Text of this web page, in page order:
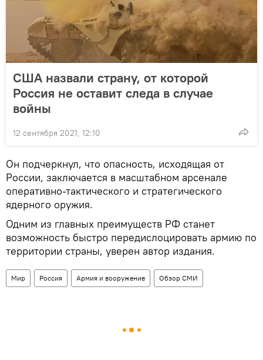
США назвали страну, от которой
Россия не оставит следа в случае
войны
12 сентября 2021, 12:10
Он подчеркнул, что опасность, исходящая от
России, заключается в масштабном арсенале
оперативно-тактического и стратегического
ядерного оружия.
Одним из главных преимуществ РФ станет
возможность быстро передислоцировать армию по
территории страны, уверен автор издания.
Мир Россия Армия и вооружение Обзор СМИ